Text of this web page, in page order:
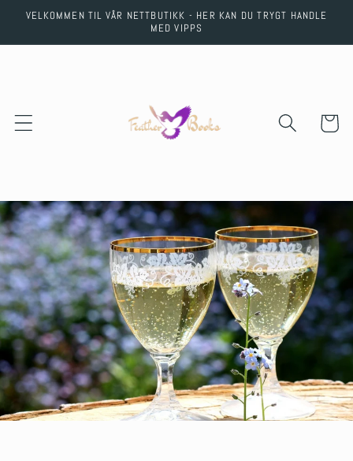
Skip to
VELKOMMEN TIL VÅR NETTBUTIKK - HER KAN DU TRYGT HANDLE
MED VIPPS
Cart